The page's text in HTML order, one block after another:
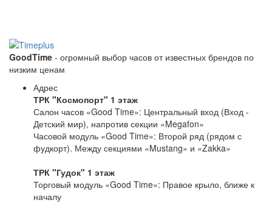
GoodTime - огромный выбор часов от известных брендов по
низким ценам
Адрес
ТРК "Космопорт" 1 этаж
Салон часов «Good Time»: Центральный вход (Вход -
Детский мир), напротив секции «Megafon»
Часовой модуль «Good Time»: Второй ряд (рядом с
фудкорт). Между секциями «Mustang» и «Zakka»
ТРК "Гудок" 1 этаж
Торговый модуль «Good Time»: Правое крыло, ближе к
началу